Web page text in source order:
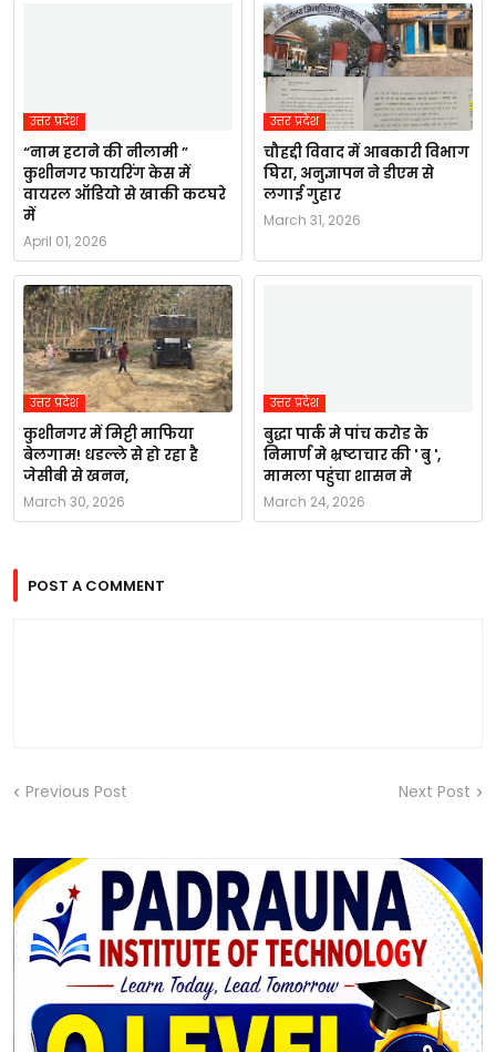
उत्तर प्रदेश
“नाम हटाने की नीलामी ”
कुशीनगर फायरिंग केस में
वायरल ऑडियो से खाकी कटघरे
में
April 01, 2026
उत्तर प्रदेश
चौहद्दी विवाद में आबकारी विभाग
घिरा, अनुज्ञापन ने डीएम से
लगाई गुहार
March 31, 2026
उत्तर प्रदेश
कुशीनगर में मिट्टी माफिया
बेलगाम! धडल्ले से हो रहा है
जेसीबी से खनन,
March 30, 2026
उत्तर प्रदेश
बुद्धा पार्क मे पांच करोड के
निमार्ण मे भ्रष्टाचार की ' बु ',
मामला पहुंचा शासन मे
March 24, 2026
POST A COMMENT
Previous Post Next Post